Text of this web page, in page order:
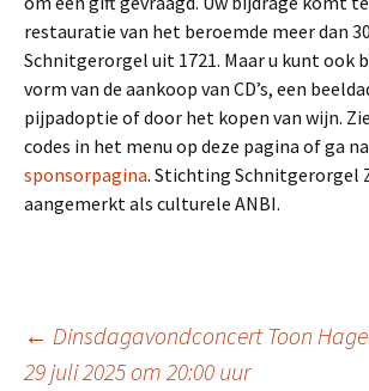
restauratie van het beroemde meer dan
Schnitgerorgel uit 1721. Maar u kunt ook
vorm van de aankoop van CD’s, een
pijpadoptie of door het kopen van wijn.
codes in het menu op deze pagina of ga
sponsorpagina. Stichting Schnitgerorgel
aangemerkt als culturele ANBI.
← Dinsdagavondconcert Toon
29 juli 2025 om 20:00 uur